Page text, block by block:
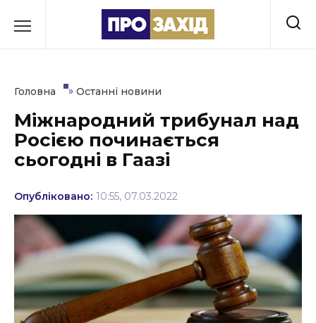
до
Культура
Освіта
Події
Політика
Спорт
Головна » Останні новини
Міжнародний трибунал над
Росією починається
сьогодні в Гаазі
Опубліковано: 10:55, 07.03.2022